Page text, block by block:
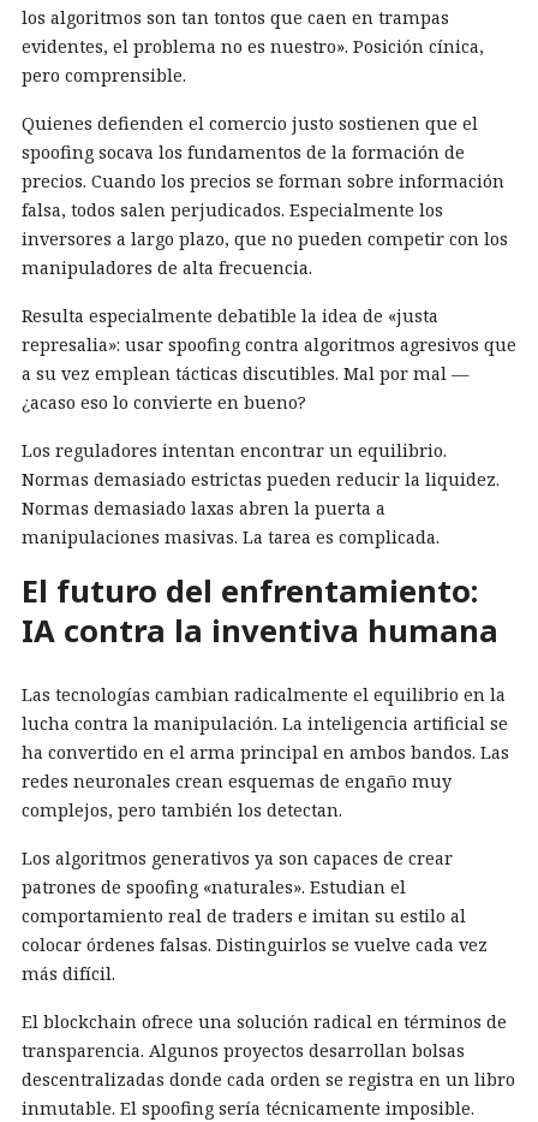
los algoritmos son tan tontos que caen en trampas
evidentes, el problema no es nuestro». Posición cínica,
pero comprensible.
Quienes defienden el comercio justo sostienen que el
spoofing socava los fundamentos de la formación de
precios. Cuando los precios se forman sobre información
falsa, todos salen perjudicados. Especialmente los
inversores a largo plazo, que no pueden competir con los
manipuladores de alta frecuencia.
Resulta especialmente debatible la idea de «justa
represalia»: usar spoofing contra algoritmos agresivos que
a su vez emplean tácticas discutibles. Mal por mal —
¿acaso eso lo convierte en bueno?
Los reguladores intentan encontrar un equilibrio.
Normas demasiado estrictas pueden reducir la liquidez.
Normas demasiado laxas abren la puerta a
manipulaciones masivas. La tarea es complicada.
El futuro del enfrentamiento:
IA contra la inventiva humana
Las tecnologías cambian radicalmente el equilibrio en la
lucha contra la manipulación. La inteligencia artificial se
ha convertido en el arma principal en ambos bandos. Las
redes neuronales crean esquemas de engaño muy
complejos, pero también los detectan.
Los algoritmos generativos ya son capaces de crear
patrones de spoofing «naturales». Estudian el
comportamiento real de traders e imitan su estilo al
colocar órdenes falsas. Distinguirlos se vuelve cada vez
más difícil.
El blockchain ofrece una solución radical en términos de
transparencia. Algunos proyectos desarrollan bolsas
descentralizadas donde cada orden se registra en un libro
inmutable. El spoofing sería técnicamente imposible.